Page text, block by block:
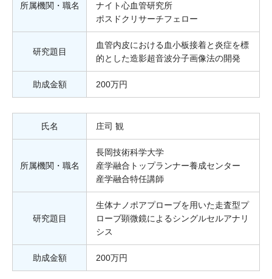
所属機関・職名
ナイト心血管研究所
ポスドクリサーチフェロー
研究題目
血管内皮における血小板接着と炎症を標
的とした造影超音波分子画像法の開発
助成金額 200万円
氏名 庄司 観
所属機関・職名
長岡技術科学大学
産学融合トップランナー養成センター
産学融合特任講師
研究題目
生体ナノポアプローブを用いた走査型プ
ローブ顕微鏡によるシングルセルアナリ
シス
助成金額 200万円